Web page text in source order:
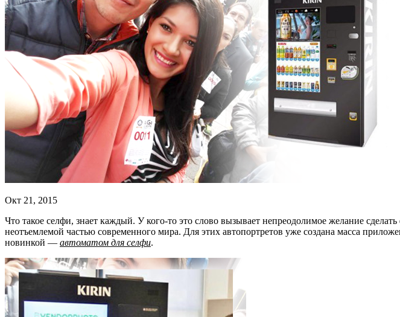
Окт 21, 2015
Что такое селфи, знает каждый. У кого-то это слово вызывает непреодолимое желание
неотъемлемой частью современного мира. Для этих автопортретов уже создана масса
новинкой — автоматом для селфи.